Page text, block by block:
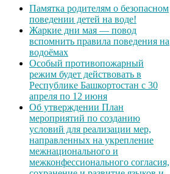
Памятка родителям о безопасном
поведении детей на воде!
Жаркие дни мая — повод
вспомнить правила поведения на
водоёмах
Особый противопожарный
режим будет действовать в
Республике Башкортостан с 30
апреля по 12 июня
Об утверждении План
мероприятий по созданию
условий для реализации мер,
направленных на укрепление
межнационального и
межконфессионального согласия,